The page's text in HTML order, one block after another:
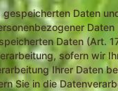
Daten
Daten
Daten (Art.
sofern wir
Ihrer Daten
Sie in die